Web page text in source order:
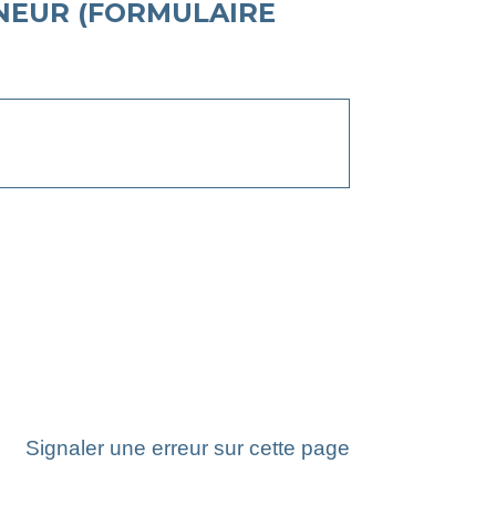
(FORMULAIRE
Signaler une erreur sur cette page